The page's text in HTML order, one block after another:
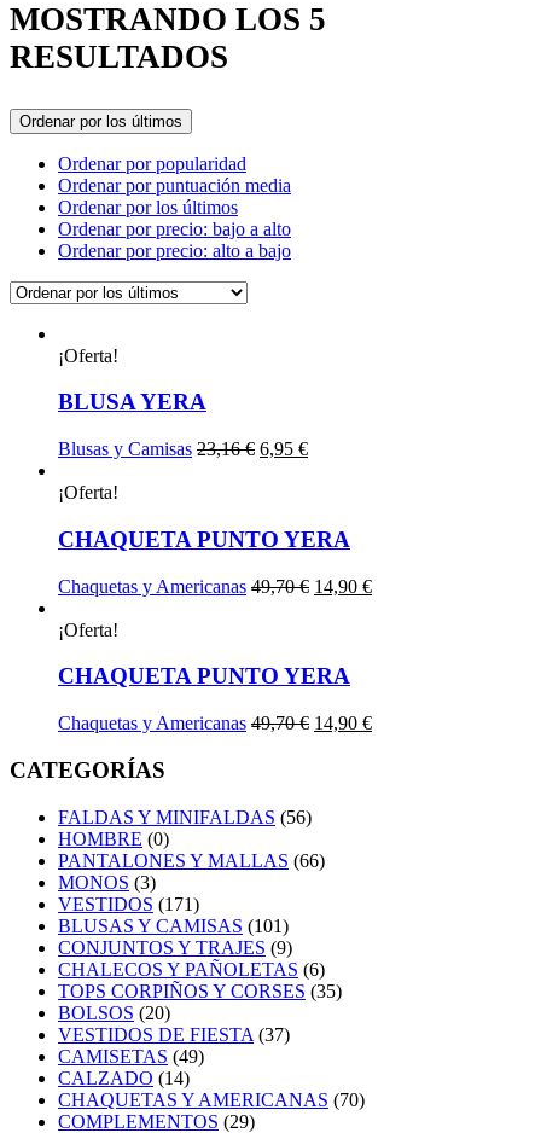
MOSTRANDO LOS 5
RESULTADOS
Ordenar por los últimos
Ordenar por popularidad
Ordenar por puntuación media
Ordenar por los últimos
Ordenar por precio: bajo a alto
Ordenar por precio: alto a bajo
¡Oferta!
BLUSA YERA
Blusas y Camisas 23,16€ El
23,16 €.
6,95 €El
6,95 €.
¡Oferta!
CHAQUETA PUNTO YERA
Chaquetas y Americanas 49,70€ El
49,70 €.
14,90 €El
¡Oferta!
CHAQUETA PUNTO YERA
Chaquetas y Americanas 49,70€ El
14,90 €El
CATEGORÍAS
FALDAS Y MINIFALDAS (56)
HOMBRE (0)
PANTALONES Y MALLAS (66)
MONOS (3)
VESTIDOS (171)
BLUSAS Y CAMISAS (101)
CONJUNTOS Y TRAJES (9)
CHALECOS Y PAÑOLETAS (6)
TOPS CORPIÑOS Y CORSES (35)
BOLSOS (20)
VESTIDOS DE FIESTA (37)
CAMISETAS (49)
CALZADO (14)
CHAQUETAS Y AMERICANAS (70)
COMPLEMENTOS (29)